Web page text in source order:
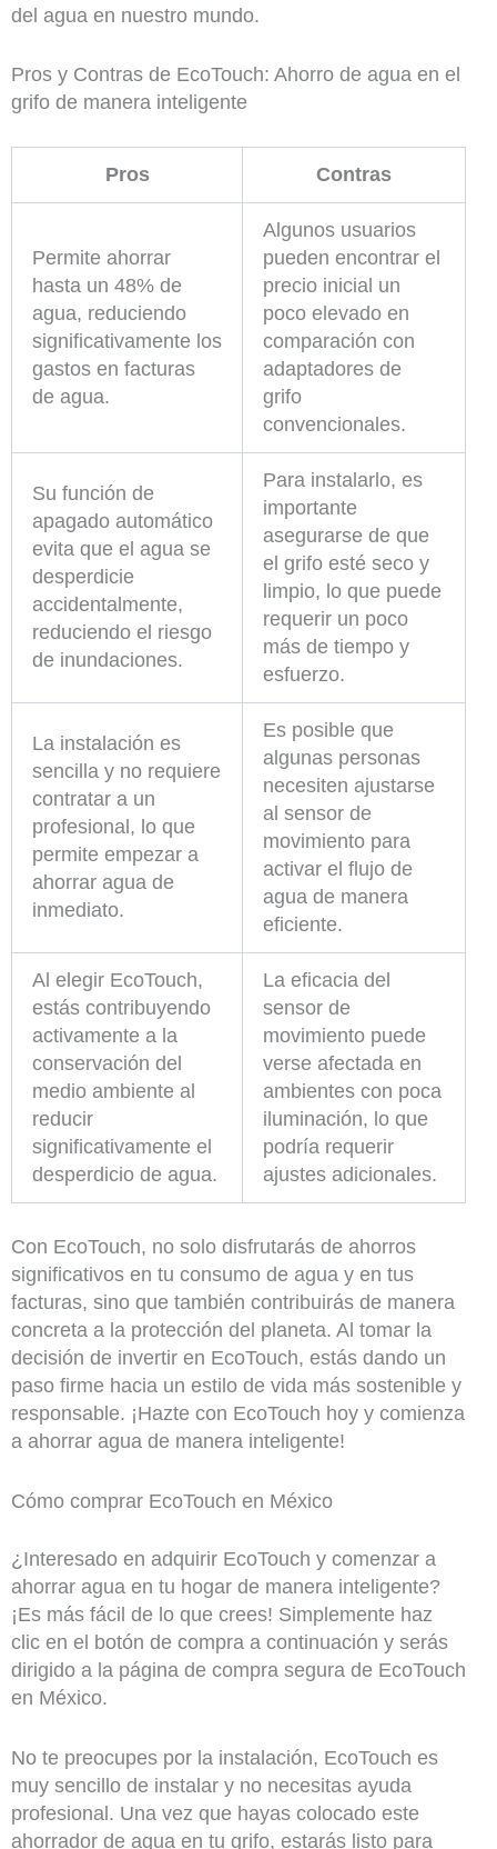
del agua en nuestro mundo.
Pros y Contras de EcoTouch: Ahorro de agua en el
grifo de manera inteligente
Pros Contras
Permite ahorrar
hasta un 48% de
agua, reduciendo
significativamente los
gastos en facturas
de agua.
Algunos usuarios
pueden encontrar el
precio inicial un
poco elevado en
comparación con
adaptadores de
grifo
convencionales.
Su función de
apagado automático
evita que el agua se
desperdicie
accidentalmente,
reduciendo el riesgo
de inundaciones.
Para instalarlo, es
importante
asegurarse de que
el grifo esté seco y
limpio, lo que puede
requerir un poco
más de tiempo y
esfuerzo.
La instalación es
sencilla y no requiere
contratar a un
profesional, lo que
permite empezar a
ahorrar agua de
inmediato.
Es posible que
algunas personas
necesiten ajustarse
al sensor de
movimiento para
activar el flujo de
agua de manera
eficiente.
Al elegir EcoTouch,
estás contribuyendo
activamente a la
conservación del
medio ambiente al
reducir
significativamente el
desperdicio de agua.
La eficacia del
sensor de
movimiento puede
verse afectada en
ambientes con poca
iluminación, lo que
podría requerir
ajustes adicionales.
Con EcoTouch, no solo disfrutarás de ahorros
significativos en tu consumo de agua y en tus
facturas, sino que también contribuirás de manera
concreta a la protección del planeta. Al tomar la
decisión de invertir en EcoTouch, estás dando un
paso firme hacia un estilo de vida más sostenible y
responsable. ¡Hazte con EcoTouch hoy y comienza
a ahorrar agua de manera inteligente!
Cómo comprar EcoTouch en México
¿Interesado en adquirir EcoTouch y comenzar a
ahorrar agua en tu hogar de manera inteligente?
¡Es más fácil de lo que crees! Simplemente haz
clic en el botón de compra a continuación y serás
dirigido a la página de compra segura de EcoTouch
en México.
No te preocupes por la instalación, EcoTouch es
muy sencillo de instalar y no necesitas ayuda
profesional. Una vez que hayas colocado este
ahorrador de agua en tu grifo, estarás listo para